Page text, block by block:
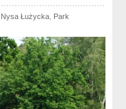
Nysa Łużycka Park